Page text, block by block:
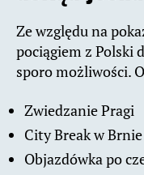
Ze względu na
pociągiem z Polski
sporo możliwości.
Zwiedzanie Pragi
City Break w Brnie
Objazdówka po